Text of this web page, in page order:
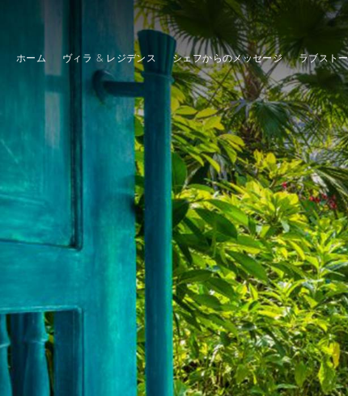
ホーム ヴィラ & レジデンス シェフからのメッセージ ラブスト